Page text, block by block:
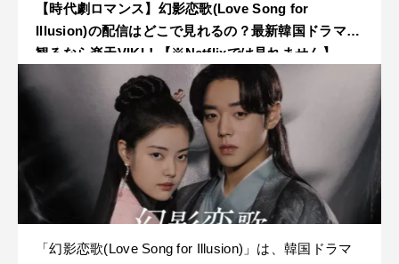
【時代劇ロマンス】幻影恋歌(Love Song for
Illusion)の配信はどこで見れるの？最新韓国ドラマを
観るなら楽天VIKI！【※Netflixでは見れません】
「幻影恋歌(Love Song for Illusion)」は、韓国ドラマ